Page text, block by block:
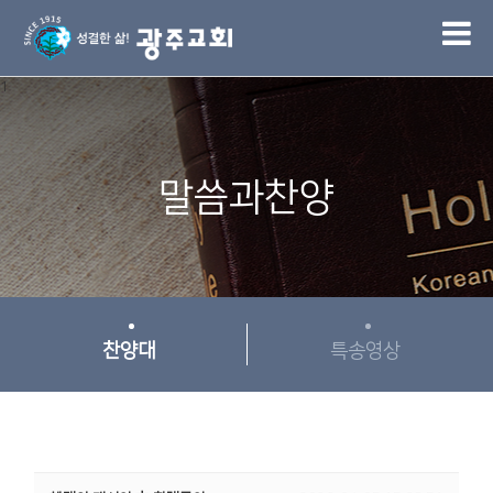
1
말씀과찬양
찬양대 특송영상